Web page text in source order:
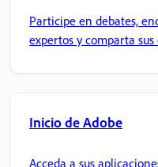
Participe en debates,
expertos y comparta
Inicio de Adobe
Acceda a sus